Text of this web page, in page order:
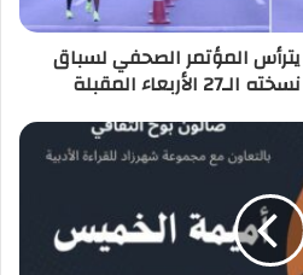
يترأس المؤتمر الصحفي لسباق
المقبلة